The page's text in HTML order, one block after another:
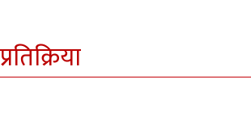
प्रतिक्रिया